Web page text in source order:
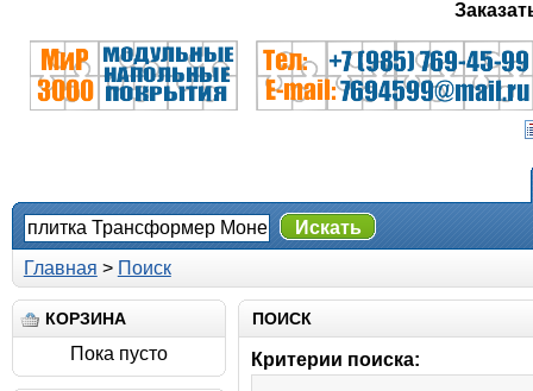
Искать
Главная > Поиск
КОРЗИНА
Пока пусто
ПОИСК
Критерии поиска: